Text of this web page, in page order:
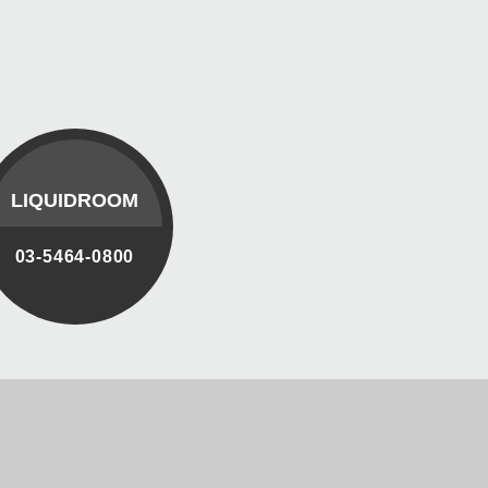
LIQUIDROOM
03-5464-0800